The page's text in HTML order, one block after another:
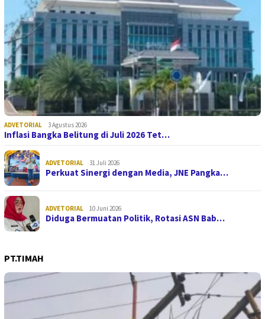
ADVETORIAL 3 Agustus 2026
Inflasi Bangka Belitung di Juli 2026 Tet…
ADVETORIAL 31 Juli 2026
Perkuat Sinergi dengan Media, JNE Pangka…
ADVETORIAL 10 Juni 2026
Diduga Bermuatan Politik, Rotasi ASN Bab…
PT.TIMAH